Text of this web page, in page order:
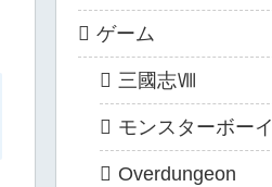
ゲーム
三國志Ⅷ
モンスターボーイ
Overdungeon